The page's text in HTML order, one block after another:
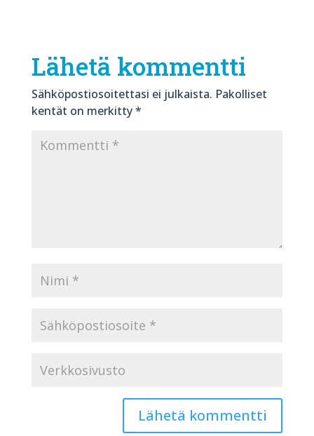
Lähetä kommentti
Sähköpostiosoitettasi ei julkaista. Pakolliset
kentät on merkitty*